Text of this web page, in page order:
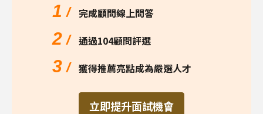
1 / 完成顧問線上問答
2 / 通過104顧問評選
3 / 獲得推薦亮點成為嚴選人才
立即提升面試機會